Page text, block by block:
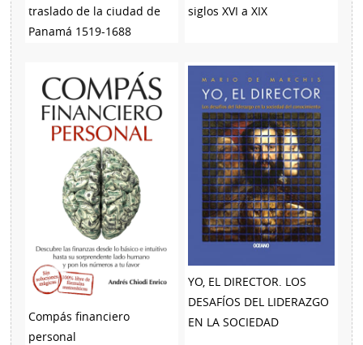
traslado de la ciudad de
Panamá 1519-1688
siglos XVI a XIX
Compás financiero
personal
YO, EL DIRECTOR. LOS
DESAFÍOS DEL LIDERAZGO
EN LA SOCIEDAD